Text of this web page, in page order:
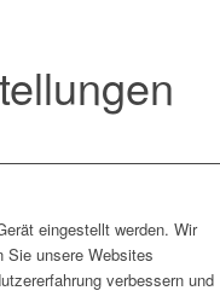
eingestellt werden. Wir
Sie unsere Websites
verbessern und